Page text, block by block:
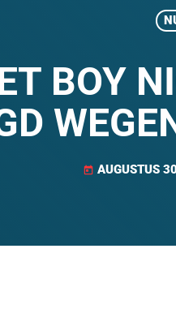
BOY
today AUGUSTUS